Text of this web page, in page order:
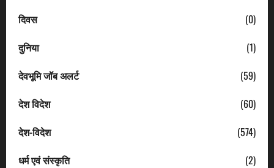
दिवस
(0)
दुनिया
(1)
देवभूमि जॉब अलर्ट
(59)
देश विदेश
(60)
देश-विदेश
(574)
धर्म एवं संस्कृति
(2)